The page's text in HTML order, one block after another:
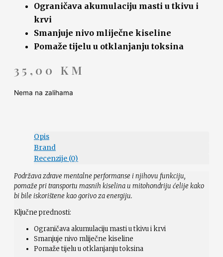
Ograničava akumulaciju masti u tkivu i
krvi
Smanjuje nivo mliječne kiseline
Pomaže tijelu u otklanjanju toksina
35,00 KM
Nema na zalihama
Opis
Brand
Recenzije (0)
Podržava zdrave mentalne performanse i njihovu funkciju,
pomaže pri transportu masnih kiselina u mitohondriju ćelije kako
bi bile iskorištene kao gorivo za energiju.
Ključne prednosti:
Ograničava akumulaciju masti u tkivu i krvi
Smanjuje nivo mliječne kiseline
Pomaže tijelu u otklanjanju toksina